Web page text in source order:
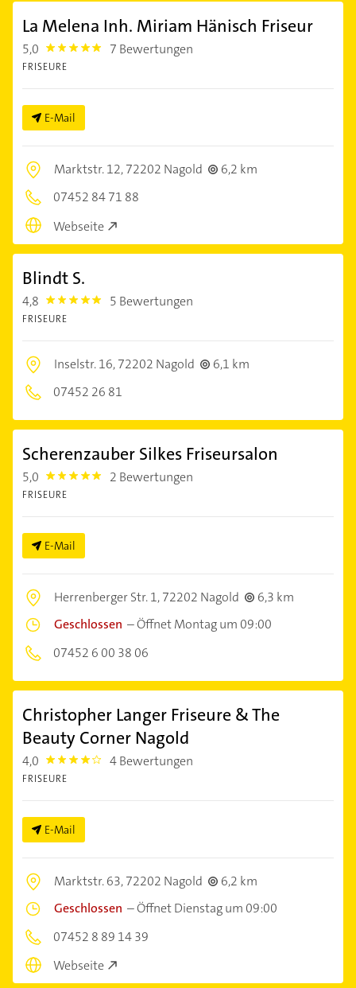
La Melena Inh. Miriam Hänisch Friseur
5,0 5.0 7 Bewertungen
FRISEURE
E-Mail
Marktstr. 12,72202 Nagold
6,2 km
07452 84 71 88
Webseite
Blindt S.
4,8 4.8 5 Bewertungen
FRISEURE
Inselstr. 16,72202 Nagold
6,1 km
07452 26 81
Scherenzauber Silkes Friseursalon
5,0 5.0 2 Bewertungen
FRISEURE
E-Mail
Herrenberger Str. 1,72202 Nagold
6,3 km
Geschlossen –Öffnet Montag um 09:00
07452 6 00 38 06
Christopher Langer Friseure & The
Beauty Corner Nagold
4,0 4.0 4 Bewertungen
FRISEURE
E-Mail
Marktstr. 63,72202 Nagold
6,2 km
Geschlossen –Öffnet Dienstag um 09:00
07452 8 89 14 39
Webseite